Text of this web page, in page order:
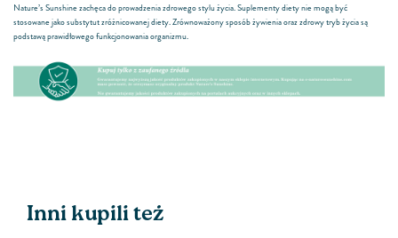
Nature’s Sunshine zachęca do prowadzenia zdrowego stylu życia. Suplementy diety nie mogą być
stosowane jako substytut zróżnicowanej diety. Zrównoważony sposób żywienia oraz zdrowy tryb życia są
podstawą prawidłowego funkcjonowania organizmu.
Inni kupili też